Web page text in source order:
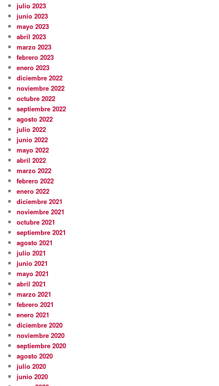
julio 2023
junio 2023
mayo 2023
abril 2023
marzo 2023
febrero 2023
enero 2023
diciembre 2022
noviembre 2022
octubre 2022
septiembre 2022
agosto 2022
julio 2022
junio 2022
mayo 2022
abril 2022
marzo 2022
febrero 2022
enero 2022
diciembre 2021
noviembre 2021
octubre 2021
septiembre 2021
agosto 2021
julio 2021
junio 2021
mayo 2021
abril 2021
marzo 2021
febrero 2021
enero 2021
diciembre 2020
noviembre 2020
septiembre 2020
agosto 2020
julio 2020
junio 2020